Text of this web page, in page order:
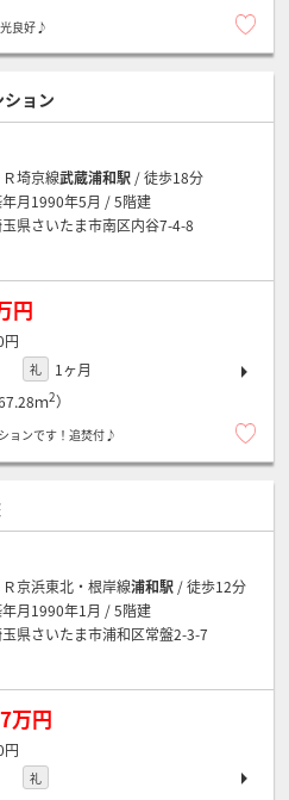
良好♪
ョン
Ｒ埼京線武蔵浦和駅 / 徒歩18分
月1990年5月 / 5階建
県さいたま市南区内谷7-4-8
円
円
礼
1ヶ月
ｍ2）
ョンです！追焚付♪
Ｒ京浜東北・根岸線浦和駅 / 徒歩12分
月1990年1月 / 5階建
県さいたま市浦和区常盤2-3-7
万円
円
礼